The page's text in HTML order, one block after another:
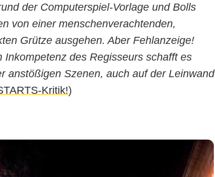
der Computerspiel-Vorlage und Bolls
von einer menschenverachtenden,
Grütze ausgehen. Aber Fehlanzeige!
des Regisseurs schafft es
anstößigen Szenen, auch auf der Leinwand
Kritik!)